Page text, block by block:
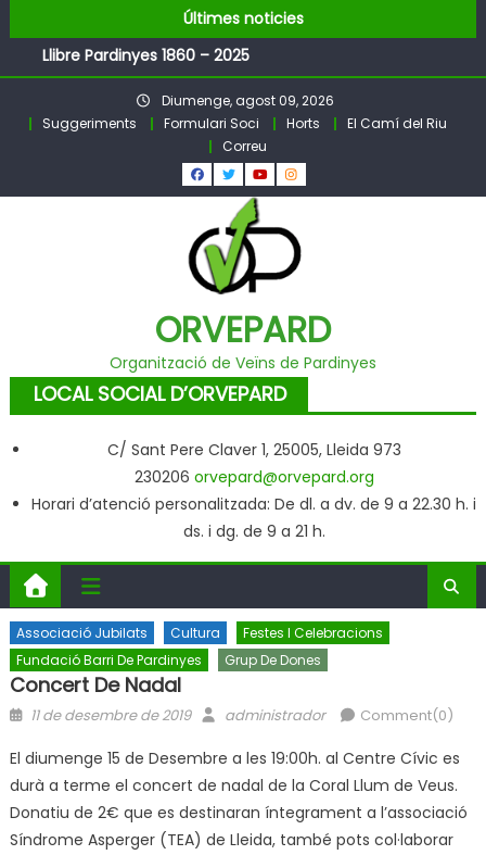
to
content
Últimes noticies
Pubilles i Hereus 2026
Llibre Pardinyes 1860 – 2025
Pubilles i Hereus – Festa Major PARDINYES 2026
BALL DE FESTA MAJORDiumenge, agost 09, 2026
Suggeriments
Formulari Soci Horts
El Camí del Riu
Correu
ORVEPARD
Organització de Veïns de Pardinyes
LOCAL SOCIAL D’ORVEPARD
C/ Sant Pere Claver 1, 25005, Lleida 973
230206 orvepard@orvepard.org
Horari d’atenció personalitzada: De dl. a dv. de 9 a 22.30 h. i
ds. i dg. de 9 a 21 h.
Associació Jubilats Cultura
Festes I Celebracions
Fundació Barri De Pardinyes
Grup De Dones
Concert De Nadal
Posted
11 de desembre de 2019 Author
administrador Comment(0)
El diumenge 15 de Desembre a les 19:00h. al Centre Cívic es
durà a terme el concert de nadal de la Coral Llum de Veus.
Donatiu de 2€ que es destinaran íntegrament a l’associació
Síndrome Asperger (TEA) de Lleida, també pots col·laborar